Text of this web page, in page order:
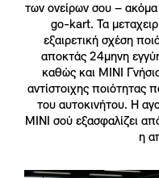
των ονείρων σου – ακόμα
go-kart. Τα
εξαιρετική σχέση
αποκτάς 24μηνη
καθώς και MINI
αντίστοιχης ποιότητας
του αυτοκινήτου. Η
MINI σού εξασφαλίζει
η